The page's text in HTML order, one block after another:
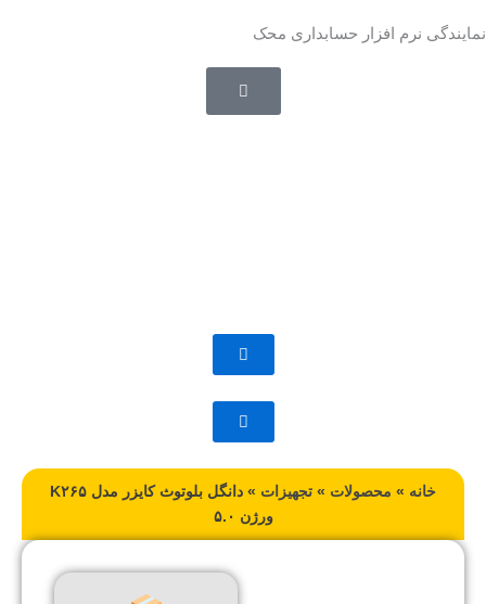
به
نمایندگی نرم افزار حسابداری محک
خانه » محصولات » تجهیزات »
دانگل بلوتوث کایزر مدل K۲۶۵
ورژن ۵.۰